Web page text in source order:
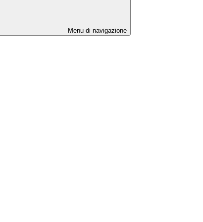
Menu di navigazione